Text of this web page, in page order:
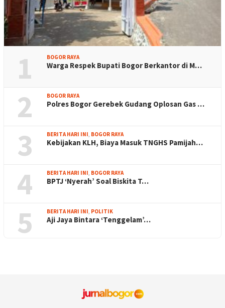
1 BOGOR RAYA
Warga Respek Bupati Bogor Berkantor di M…
2 BOGOR RAYA
Polres Bogor Gerebek Gudang Oplosan Gas …
3 BERITA HARI INI, BOGOR RAYA
Kebijakan KLH, Biaya Masuk TNGHS Pamijah…
4 BERITA HARI INI, BOGOR RAYA
BPTJ ‘Nyerah’ Soal Biskita T…
5 BERITA HARI INI, POLITIK
Aji Jaya Bintara ‘Tenggelam’…